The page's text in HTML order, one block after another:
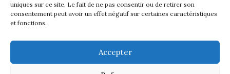
uniques sur ce site. Le fait de ne pas consentir ou de retirer son
consentement peut avoir un effet négatif sur certaines caractéristiques
et fonctions.
Accepter